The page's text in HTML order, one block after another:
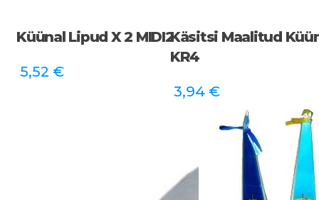
Küünal Lipud X 2 MIDI2
5,52 €
Käsitsi Maalitud
KR4
3,94 €